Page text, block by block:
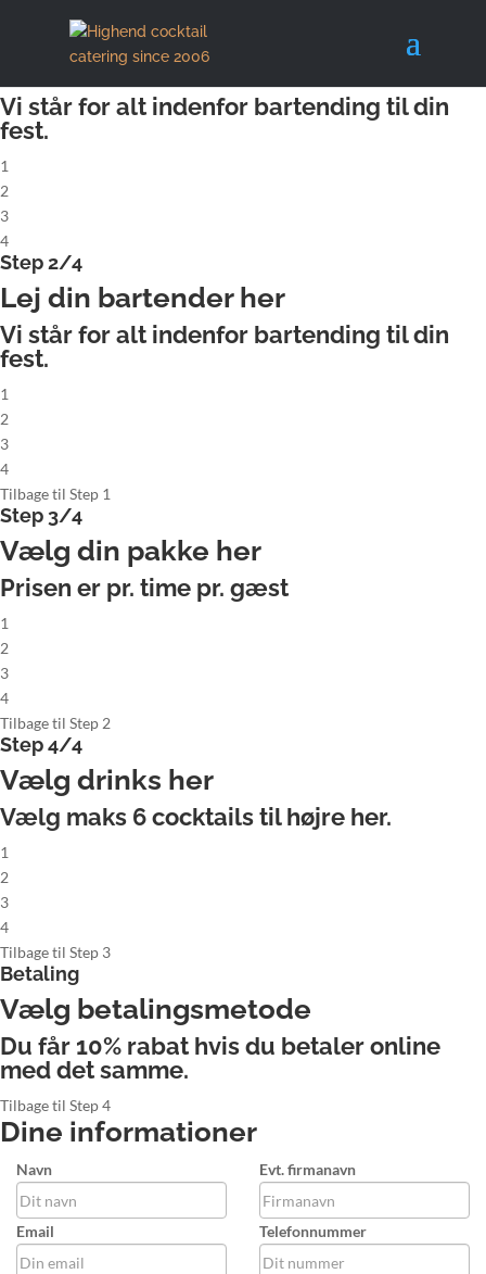
Step 1/4
Lej komplet cocktailbar
Vi står for alt indenfor bartending til din
fest.
1
2
3
4
Step 2/4
Lej din bartender her
Vi står for alt indenfor bartending til din
fest.
1
2
3
4
Tilbage til Step 1
Step 3/4
Vælg din pakke her
Prisen er pr. time pr. gæst
1
2
3
4
Tilbage til Step 2
Step 4/4
Vælg drinks her
Vælg maks 6cocktails til højre her.
1
2
3
4
Tilbage til Step 3
Betaling
Vælg betalingsmetode
Du får 10% rabat hvis du betaler online
med det samme.
Tilbage til Step 4
Dine informationer
Navn Evt. firmanavn
Email Telefonnummer